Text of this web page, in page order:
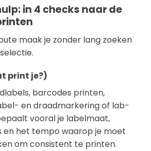
in 4 checks naar de
maak je zonder lang zoeken
print je?)
barcodes printen,
en draadmarkering of lab-
vooral je labelmaat,
en het tempo waarop je moet
om consistent te printen.